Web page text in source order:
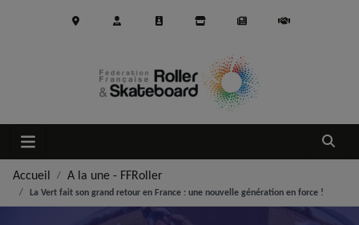
Ouvrir
Accueil A la une - FFRoller
La Vert fait son grand retour en France : une nouvelle génération en force !